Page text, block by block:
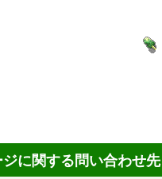
に関する問い合わせ先